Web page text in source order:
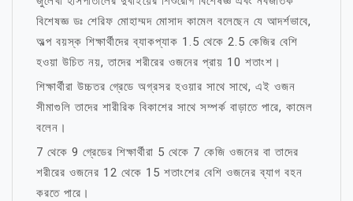
বিশেষজ্ঞ ডঃ শেরিফ মোহাম্মদ মোসাদ কামেল বলেছেন যে আদর্শভাবে,
অল্প বয়স্ক শিক্ষার্থীদের ব্যাকপ্যাক 1.5 থেকে 2.5 কেজির বেশি
হওয়া উচিত নয়, তাদের শরীরের ওজনের প্রায় 10 শতাংশ।
শিক্ষার্থীরা উচ্চতর গ্রেডে অগ্রসর হওয়ার সাথে সাথে, এই ওজন
সীমাগুলি তাদের শারীরিক বিকাশের সাথে সম্পর্ক বাড়াতে পারে, কামেল
বলেন।
7 থেকে 9 গ্রেডের শিক্ষার্থীরা 5 থেকে 7 কেজি ওজনের বা তাদের
শরীরের ওজনের 12 থেকে 15 শতাংশের বেশি ওজনের ব্যাগ বহন
করতে পারে।